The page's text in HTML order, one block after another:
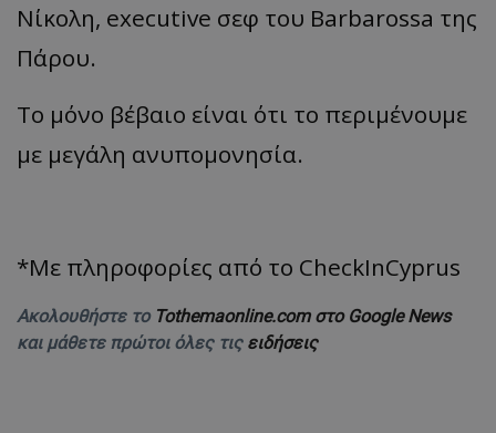
Νίκολη, executive σεφ του Barbarossa της
Πάρου.
Το μόνο βέβαιο είναι ότι το περιμένουμε
με μεγάλη ανυπομονησία.
*Με πληροφορίες από το CheckInCyprus
Ακολουθήστε το Tothemaonline.com στο Google News
και μάθετε πρώτοι όλες τις ειδήσεις